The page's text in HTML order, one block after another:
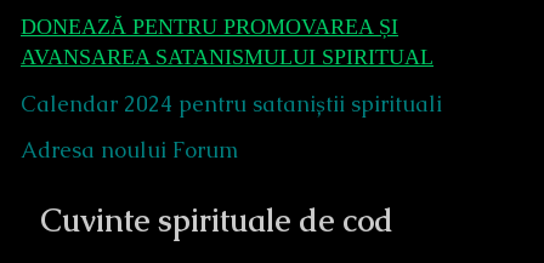
DONEAZĂ PENTRU PROMOVAREA ȘI
AVANSAREA SATANISMULUI SPIRITUAL
Calendar 2024 pentru sataniștii spirituali
Adresa noului Forum
Cuvinte spirituale de cod